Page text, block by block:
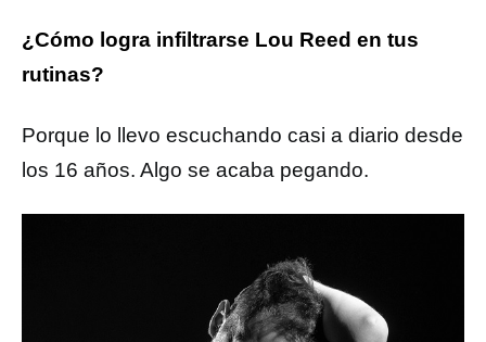
¿Cómo logra infiltrarse Lou Reed en tus
rutinas?
Porque lo llevo escuchando casi a diario desde
los 16 años. Algo se acaba pegando.